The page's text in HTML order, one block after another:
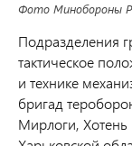
Фото Минобороны
Подразделения
тактическое
и технике
бригад
Мирлоги, Хотень